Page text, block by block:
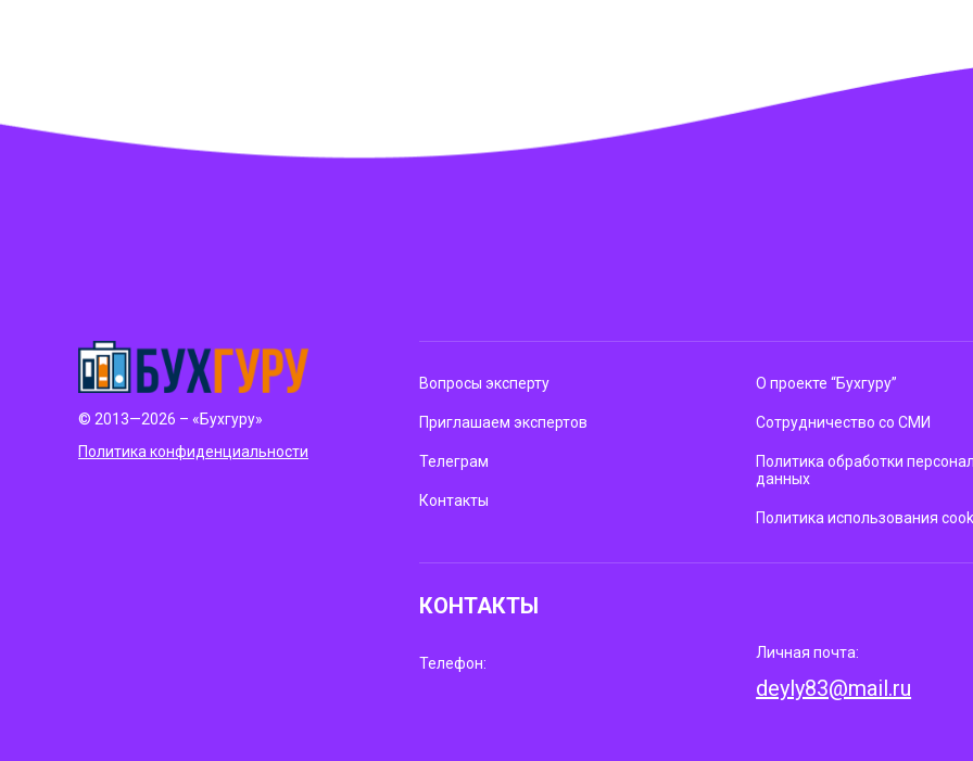
© 2013—2026 – «Бухгуру»
Политика конфиденциальности
Вопросы эксперту
Приглашаем экспертов
Телеграм
Контакты
О проекте “Бухгуру”
Сотрудничество со СМИ
Политика обработки
данных
Политика использования
КОНТАКТЫ
Телефон:
Личная почта:
deyly83@mail.ru